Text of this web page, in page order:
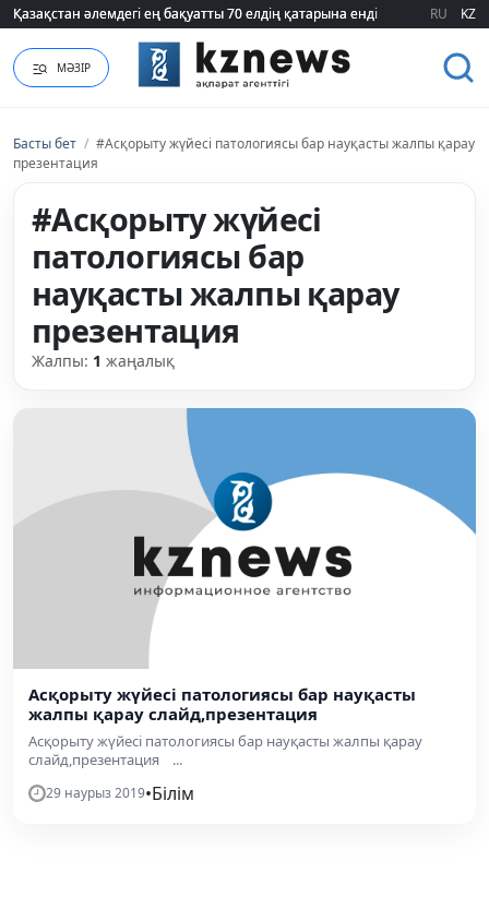
Қазақстан әлемдегі ең бақуатты 70 елдің қатарына енді
Қазақстан әлемдегі ең бақуатты 70 елдің қатарына енді RU KZ
МӘЗІР
Басты бет / #Асқорыту жүйесі патологиясы бар науқасты жалпы қарау
презентация
#Асқорыту жүйесі
патологиясы бар
науқасты жалпы қарау
презентация
Жалпы: 1 жаңалық
Асқорыту жүйесі патологиясы бар науқасты
жалпы қарау слайд,презентация
Асқорыту жүйесі патологиясы бар науқасты жалпы қарау
слайд,презентация ...
29 наурыз 2019•Білім